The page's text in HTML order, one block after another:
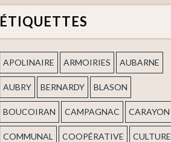
ÉTIQUETTES
APOLINAIRE ARMOIRIES AUBARNE
AUBRY BERNARDY BLASON
BOUCOIRAN CAMPAGNAC CARAYON
COMMUNAL COOPÉRATIVE CULTURE